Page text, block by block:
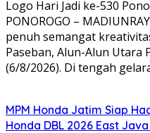
Logo Hari Jadi ke-530
PONOROGO –
penuh semangat
Paseban, Alun-Alun Utara
(6/8/2026). Di tengah
MPM Honda Jatim Siap
Honda DBL 2026 East